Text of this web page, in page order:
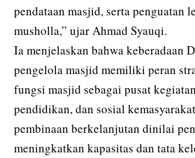
pendataan masjid, serta penguatan
musholla,” ujar Ahmad Syauqi.
Ia menjelaskan bahwa keberadaan
pengelola masjid memiliki peran
fungsi masjid sebagai pusat
pendidikan, dan sosial
pembinaan berkelanjutan dinilai
meningkatkan kapasitas dan tata